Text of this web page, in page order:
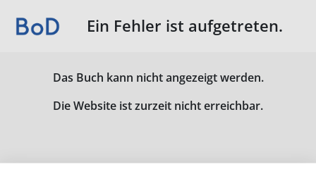
Ein Fehler ist aufgetreten.
Das Buch kann nicht angezeigt werden.
Die Website ist zurzeit nicht erreichbar.